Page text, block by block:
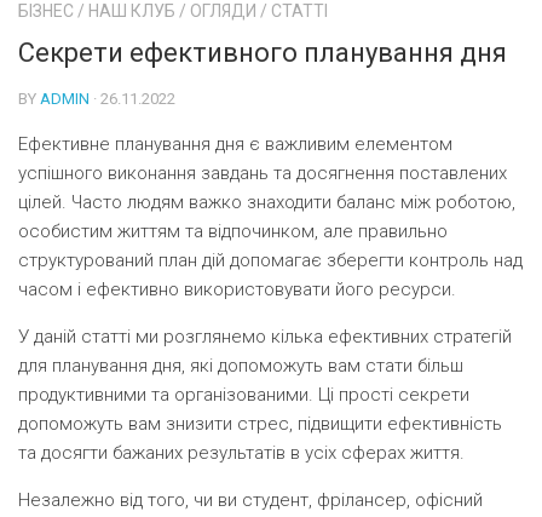
БІЗНЕС / НАШ КЛУБ / ОГЛЯДИ / СТАТТІ
Секрети ефективного планування дня
BY ADMIN · 26.11.2022
Ефективне планування дня є важливим елементом
успішного виконання завдань та досягнення поставлених
цілей. Часто людям важко знаходити баланс між роботою,
особистим життям та відпочинком, але правильно
структурований план дій допомагає зберегти контроль над
часом і ефективно використовувати його ресурси.
У даній статті ми розглянемо кілька ефективних стратегій
для планування дня, які допоможуть вам стати більш
продуктивними та організованими. Ці прості секрети
допоможуть вам знизити стрес, підвищити ефективність
та досягти бажаних результатів в усіх сферах життя.
Незалежно від того, чи ви студент, фрілансер, офісний